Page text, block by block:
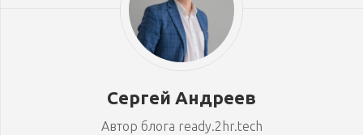
Сергей Андреев
Автор блога ready.2hr.tech